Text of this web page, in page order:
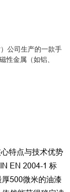
公司生产的一款手
性金属（如铝、
特点与技术优势
EN 2004-1 标
500微米的油漆